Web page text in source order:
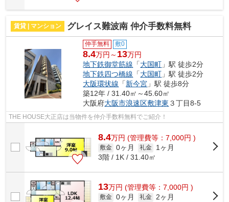
賃貸 | マンション グレイス難波南 仲介手数料無料
仲手無料 敷0
8.4万円～ 13万円
地下鉄御堂筋線 「大国町 」駅 徒歩2分
地下鉄四つ橋線 「大国町 」駅 徒歩2分
大阪環状線 「新今宮 」駅 徒歩8分
築12年 / 31.40㎡～45.60㎡
大阪府大阪市浪速区敷津東 ３丁目8-5
THE HOUSE大正店は当物件を仲介手数料無料でご紹介！
8.4万円 (管理費等：7,000円 )
敷金 0ヶ月 礼金
1ヶ月
3階 / 1K / 31.40㎡
13万円 (管理費等：7,000円 )
敷金 0ヶ月 礼金
2ヶ月